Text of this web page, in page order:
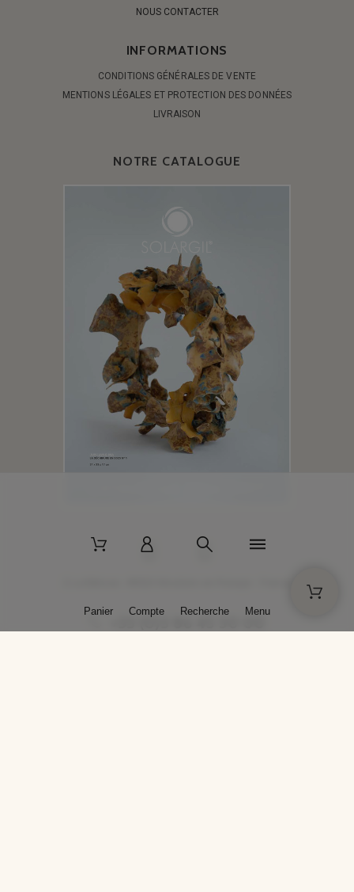
NOUS CONTACTER
INFORMATIONS
CONDITIONS GÉNÉRALES DE VENTE
MENTIONS LÉGALES ET PROTECTION DES DONNÉES
LIVRAISON
NOTRE CATALOGUE
+33 (0)3 86 45 50 00
Panier Compte Recherche Menu